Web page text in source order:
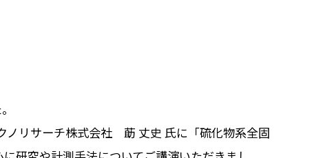
リサーチ株式会社 莇 丈史 氏に「硫化物系全固